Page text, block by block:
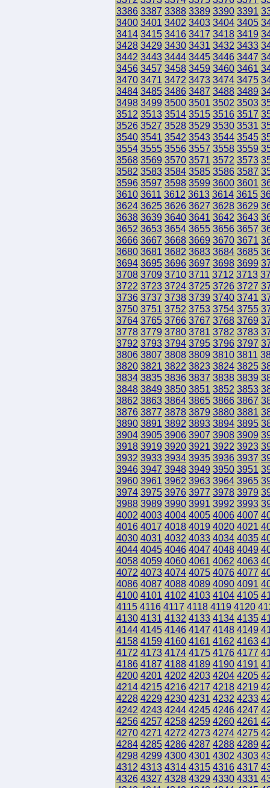
3386 3387 3388 3389 3390 3391
3400 3401 3402 3403 3404 3405
3414 3415 3416 3417 3418 3419
3428 3429 3430 3431 3432 3433
3442 3443 3444 3445 3446 3447
3456 3457 3458 3459 3460 3461
3470 3471 3472 3473 3474 3475
3484 3485 3486 3487 3488 3489
3498 3499 3500 3501 3502 3503
3512 3513 3514 3515 3516 3517
3526 3527 3528 3529 3530 3531
3540 3541 3542 3543 3544 3545
3554 3555 3556 3557 3558 3559
3568 3569 3570 3571 3572 3573
3582 3583 3584 3585 3586 3587
3596 3597 3598 3599 3600 3601
3610 3611 3612 3613 3614 3615
3624 3625 3626 3627 3628 3629
3638 3639 3640 3641 3642 3643
3652 3653 3654 3655 3656 3657
3666 3667 3668 3669 3670 3671
3680 3681 3682 3683 3684 3685
3694 3695 3696 3697 3698 3699
3708 3709 3710 3711 3712 3713
3722 3723 3724 3725 3726 3727
3736 3737 3738 3739 3740 3741
3750 3751 3752 3753 3754 3755
3764 3765 3766 3767 3768 3769
3778 3779 3780 3781 3782 3783
3792 3793 3794 3795 3796 3797
3806 3807 3808 3809 3810 3811
3820 3821 3822 3823 3824 3825
3834 3835 3836 3837 3838 3839
3848 3849 3850 3851 3852 3853
3862 3863 3864 3865 3866 3867
3876 3877 3878 3879 3880 3881
3890 3891 3892 3893 3894 3895
3904 3905 3906 3907 3908 3909
3918 3919 3920 3921 3922 3923
3932 3933 3934 3935 3936 3937
3946 3947 3948 3949 3950 3951
3960 3961 3962 3963 3964 3965
3974 3975 3976 3977 3978 3979
3988 3989 3990 3991 3992 3993
4002 4003 4004 4005 4006 4007
4016 4017 4018 4019 4020 4021
4030 4031 4032 4033 4034 4035
4044 4045 4046 4047 4048 4049
4058 4059 4060 4061 4062 4063
4072 4073 4074 4075 4076 4077
4086 4087 4088 4089 4090 4091
4100 4101 4102 4103 4104 4105
4115 4116 4117 4118 4119 4120
4130 4131 4132 4133 4134 4135
4144 4145 4146 4147 4148 4149
4158 4159 4160 4161 4162 4163
4172 4173 4174 4175 4176 4177
4186 4187 4188 4189 4190 4191
4200 4201 4202 4203 4204 4205
4214 4215 4216 4217 4218 4219
4228 4229 4230 4231 4232 4233
4242 4243 4244 4245 4246 4247
4256 4257 4258 4259 4260 4261
4270 4271 4272 4273 4274 4275
4284 4285 4286 4287 4288 4289
4298 4299 4300 4301 4302 4303
4312 4313 4314 4315 4316 4317
4326 4327 4328 4329 4330 4331